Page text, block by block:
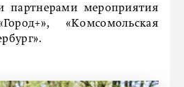
мероприятия
«Комсомольская